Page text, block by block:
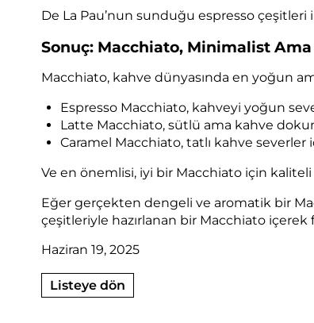
De La Pau’nun sunduğu espresso
Sonuç: Macchiato, Minimalist
Macchiato, kahve dünyasında en yoğun
Espresso Macchiato, kahveyi yoğun
Latte Macchiato, sütlü ama kahve
Caramel Macchiato, tatlı kahve
Ve en önemlisi, iyi bir Macchiato için kaliteli
Eğer gerçekten dengeli ve aromatik bir
çeşitleriyle hazırlanan bir Macchiato içerek
Haziran 19, 2025
Listeye dön